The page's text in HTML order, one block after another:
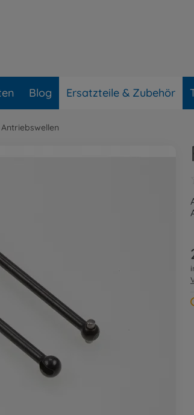
Blog Ersatzteile & Zubehör